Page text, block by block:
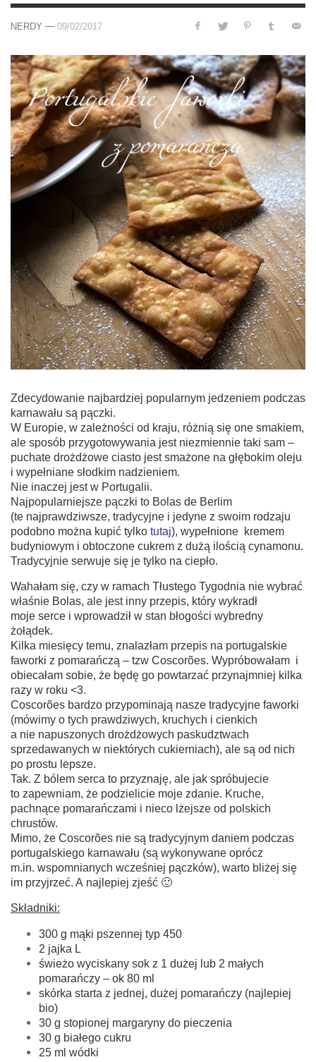
NERDY — 09/02/2017
Zdecydowanie najbardziej popularnym jedzeniem podczas
karnawału są pączki.
W Europie, w zależności od kraju, różnią się one smakiem,
ale sposób przygotowywania jest niezmiennie taki sam –
puchate drożdżowe ciasto jest smażone na głębokim oleju
i wypełniane słodkim nadzieniem.
Nie inaczej jest w Portugalii.
Najpopularniejsze pączki to Bolas de Berlim
(te najprawdziwsze, tradycyjne i jedyne z swoim rodzaju
podobno można kupić tylko tutaj), wypełnione kremem
budyniowym i obtoczone cukrem z dużą ilością cynamonu.
Tradycyjnie serwuje się je tylko na ciepło.
Wahałam się, czy w ramach Tłustego Tygodnia nie wybrać
właśnie Bolas, ale jest inny przepis, który wykradł
moje serce i wprowadził w stan błogości wybredny
żołądek.
Kilka miesięcy temu, znalazłam przepis na portugalskie
faworki z pomarańczą – tzw Coscorões. Wypróbowałam i
obiecałam sobie, że będę go powtarzać przynajmniej kilka
razy w roku <3.
Coscorões bardzo przypominają nasze tradycyjne faworki
(mówimy o tych prawdziwych, kruchych i cienkich
a nie napuszonych drożdżowych paskudztwach
sprzedawanych w niektórych cukierniach), ale są od nich
po prostu lepsze.
Tak. Z bólem serca to przyznaję, ale jak spróbujecie
to zapewniam, że podzielicie moje zdanie. Kruche,
pachnące pomarańczami i nieco lżejsze od polskich
chrustów.
Mimo, że Coscorões nie są tradycyjnym daniem podczas
portugalskiego karnawału (są wykonywane oprócz
m.in. wspomnianych wcześniej pączków), warto bliżej się
im przyjrzeć. A najlepiej zjeść 🙂
Składniki:
300 g mąki pszennej typ 450
2 jajka L
świeżo wyciskany sok z 1 dużej lub 2 małych
pomarańczy – ok 80 ml
skórka starta z jednej, dużej pomarańczy (najlepiej
bio)
30 g stopionej margaryny do pieczenia
30 g białego cukru
25 ml wódki